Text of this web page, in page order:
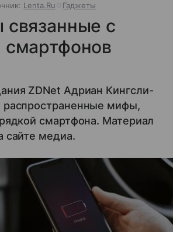
Lenta.Ru Гаджеты
связанные с
смартфонов
ZDNet Адриан Кингсли-
распространенные мифы,
смартфона. Материал
сайте медиа.